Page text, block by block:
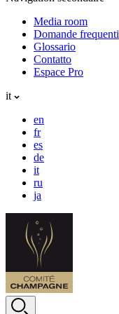
Media room
Domande frequenti
Glossario
Contatto
Espace Pro
it
en
fr
es
de
it
ru
ja